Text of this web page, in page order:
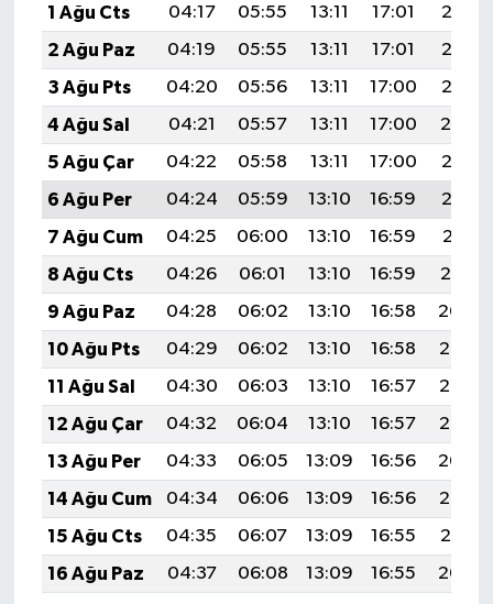
1 Ağu Cts
04:17 05:55 13:11 17:01
20:17
2 Ağu Paz
04:19 05:55 13:11 17:01
20:16
3 Ağu Pts
04:20 05:56 13:11 17:00
20:15
4 Ağu Sal
04:21 05:57 13:11 17:00
20:14
5 Ağu Çar
04:22 05:58 13:11 17:00
20:13
6 Ağu Per
04:24 05:59 13:10 16:59
20:12
7 Ağu Cum
04:25 06:00 13:10 16:59
20:11
8 Ağu Cts
04:26 06:01 13:10 16:59
20:10
9 Ağu Paz
04:28 06:02 13:10 16:58
20:09
10 Ağu Pts
04:29 06:02 13:10 16:58
20:07
11 Ağu Sal
04:30 06:03 13:10 16:57
20:06
12 Ağu Çar
04:32 06:04 13:10 16:57
20:05
13 Ağu Per
04:33 06:05 13:09 16:56
20:04
14 Ağu Cum
04:34 06:06 13:09 16:56
20:02
15 Ağu Cts
04:35 06:07 13:09 16:55
20:01
16 Ağu Paz
04:37 06:08 13:09 16:55
20:00